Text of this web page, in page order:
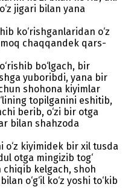
jigari bilan yana
ko‘rishganlaridan o‘z
chaqqandek qars-
bo‘lgach, bir
yuboribdi, yana bir
shohona kiyimlar
topilganini eshitib,
berib, o‘zi bir otga
bilan shahzoda
o‘z kiyimidek bir xil tusda
otga mingizib tog‘
kelgach, shoh
o‘g‘il ko‘z yoshi to‘kib